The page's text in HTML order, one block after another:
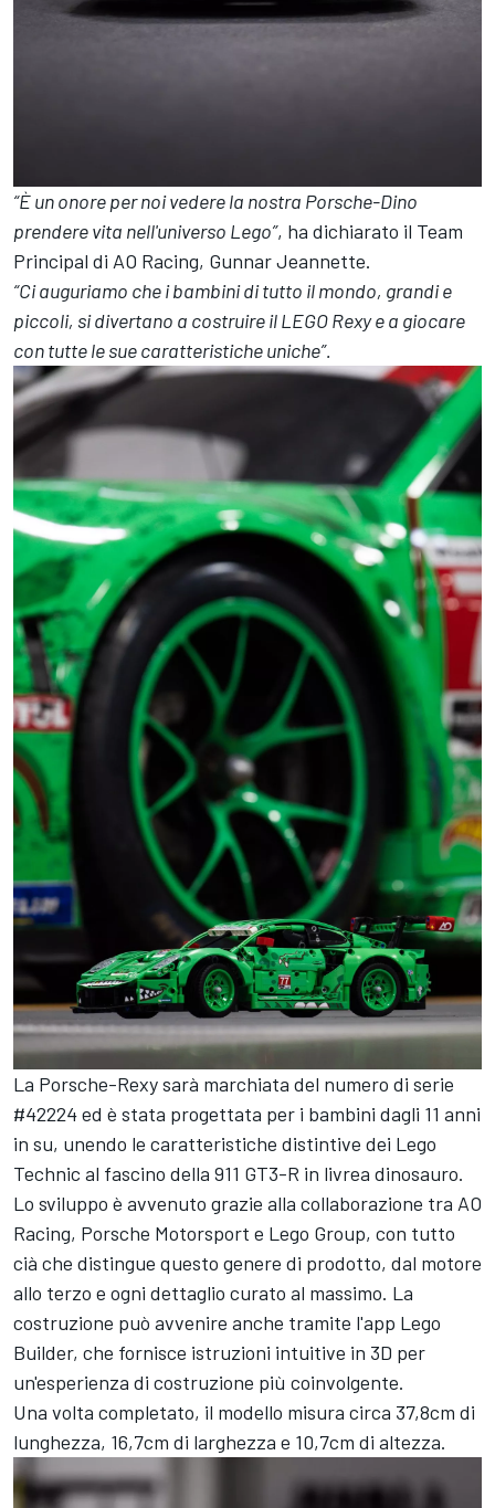
“È un onore per noi vedere la nostra Porsche-Dino
prendere vita nell'universo Lego”, ha dichiarato il Team
Principal di AO Racing, Gunnar Jeannette.
“Ci auguriamo che i bambini di tutto il mondo, grandi e
piccoli, si divertano a costruire il LEGO Rexy e a giocare
con tutte le sue caratteristiche uniche”.
La Porsche-Rexy sarà marchiata del numero di serie
#42224 ed è stata progettata per i bambini dagli 11 anni
in su, unendo le caratteristiche distintive dei Lego
Technic al fascino della 911 GT3-R in livrea dinosauro.
Lo sviluppo è avvenuto grazie alla collaborazione tra AO
Racing, Porsche Motorsport e Lego Group, con tutto
cià che distingue questo genere di prodotto, dal motore
allo terzo e ogni dettaglio curato al massimo. La
costruzione può avvenire anche tramite l'app Lego
Builder, che fornisce istruzioni intuitive in 3D per
un'esperienza di costruzione più coinvolgente.
Una volta completato, il modello misura circa 37,8cm di
lunghezza, 16,7cm di larghezza e 10,7cm di altezza.